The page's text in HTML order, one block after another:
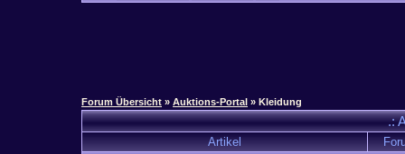
Forum Übersicht » Auktions-Portal » Kleidung
.:
Artikel